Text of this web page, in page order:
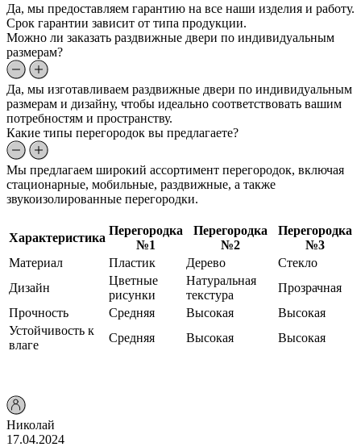
Да, мы предоставляем гарантию на все наши изделия и работу.
Срок гарантии зависит от типа продукции.
Можно ли заказать раздвижные двери по индивидуальным
размерам?
Да, мы изготавливаем раздвижные двери по индивидуальным
размерам и дизайну, чтобы идеально соответствовать вашим
потребностям и пространству.
Какие типы перегородок вы предлагаете?
Мы предлагаем широкий ассортимент перегородок, включая
стационарные, мобильные, раздвижные, а также
звукоизолированные перегородки.
Характеристика
Перегородка
№1
Перегородка
№2
Перегородка
№3
Материал
Пластик Дерево
Стекло
Дизайн
Цветные
рисунки
Натуральная
текстура
Прозрачная
Прочность
Средняя Высокая
Высокая
Устойчивость к
влаге
Средняя Высокая Высокая
Николай
17.04.2024